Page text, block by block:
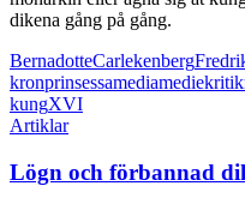
dikena gång på gång.
BernadotteCarlekenberg
kronprinsessamediamediekritik
kungXVI
Artiklar
Lögn och förbannad